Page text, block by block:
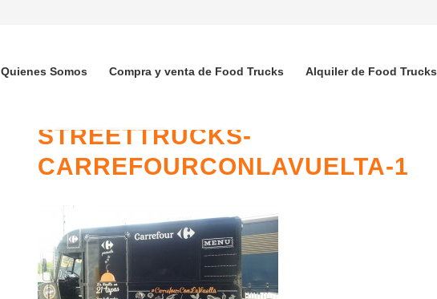
Quienes Somos Compra y venta de Food Trucks Alquiler de Food Trucks
STREETTRUCKS-
CARREFOURCONLAVUELTA-1